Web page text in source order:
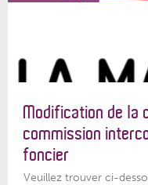
Modification de la
commission
foncier
Veuillez trouver ci-